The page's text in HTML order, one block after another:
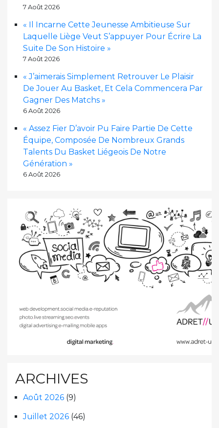
7 Août 2026
« Il Incarne Cette Jeunesse Ambitieuse Sur
Laquelle Liège Veut S’appuyer Pour Écrire La
Suite De Son Histoire »
7 Août 2026
« J’aimerais Simplement Retrouver Le Plaisir
De Jouer Au Basket, Et Cela Commencera Par
Gagner Des Matchs »
6 Août 2026
« Assez Fier D’avoir Pu Faire Partie De Cette
Équipe, Composée De Nombreux Grands
Talents Du Basket Liégeois De Notre
Génération »
6 Août 2026
ARCHIVES
Août 2026 (9)
Juillet 2026 (46)